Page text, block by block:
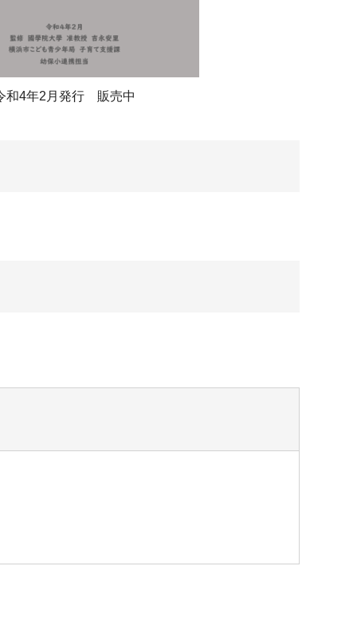
和4年2月発行 販売中